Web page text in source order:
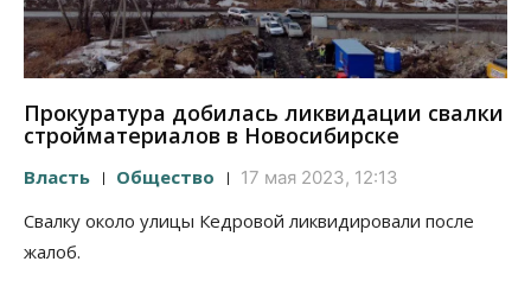
Прокуратура добилась ликвидации свалки
стройматериалов в Новосибирске
Власть Общество 17 мая 2023, 12:13
Свалку около улицы Кедровой ликвидировали после
жалоб.